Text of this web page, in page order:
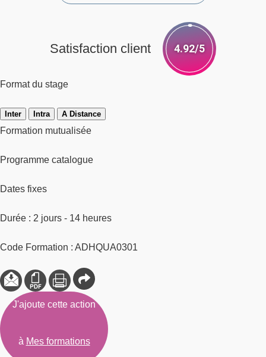
Satisfaction client 4.92/5
Format du stage
Inter Intra A Distance
Formation mutualisée
Programme catalogue
Dates fixes
Durée : 2 jours - 14 heures
Code Formation : ADHQUA0301
J'ajoute cette action
à Mes formations